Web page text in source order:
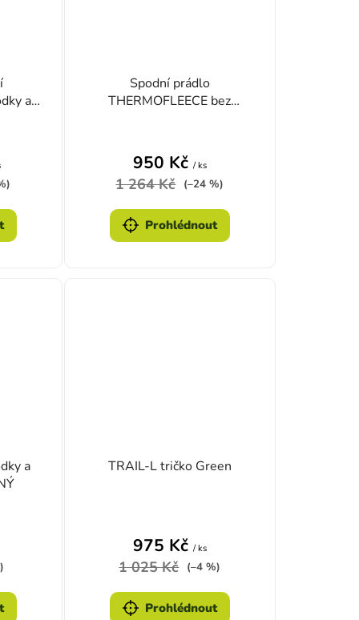
a
Spodní prádlo
THERMOFLEECE bez
950 Kč / ks
1 264 Kč (–24 %)
Prohlédnout
a
TRAIL-L tričko Green
975 Kč / ks
1 025 Kč (–4 %)
Prohlédnout